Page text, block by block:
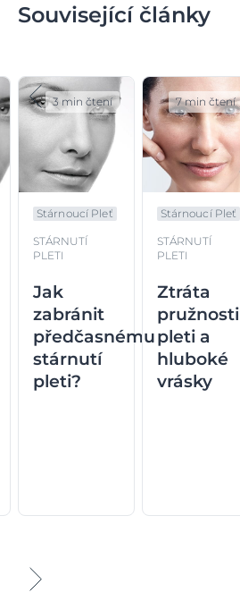
Související články
Stárnoucí Pleť
STÁRNUTÍ
PLETI
Jak
zabránit
předčasnému
stárnutí
pleti?
3 min čtení
Stárnoucí Pleť
STÁRNUTÍ
PLETI
Ztráta
pružnosti
pleti a
hluboké
vrásky
7 min čtení